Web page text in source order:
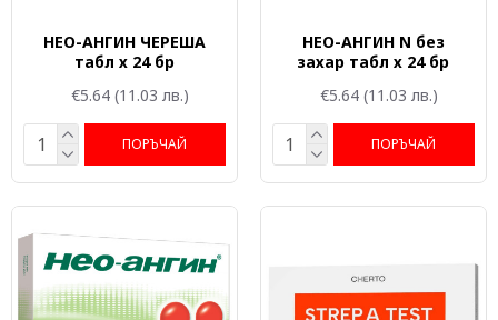
НЕО-АНГИН ЧЕРЕША
табл х 24 бр
€5.64 (11.03 лв.)
ПОРЪЧАЙ
НЕО-АНГИН N без
захар табл х 24 бр
€5.64 (11.03 лв.)
ПОРЪЧАЙ